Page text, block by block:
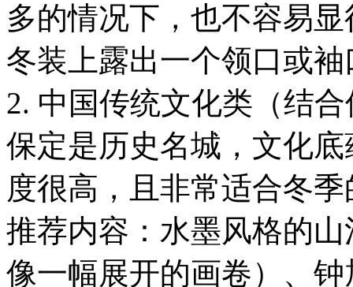
多的情况下，也不容易
冬装上露出一个领口或
2. 中国传统文化类（结
保定是历史名城，文化
度很高，且非常适合冬
推荐内容：水墨风格的
像一幅展开的画卷）、